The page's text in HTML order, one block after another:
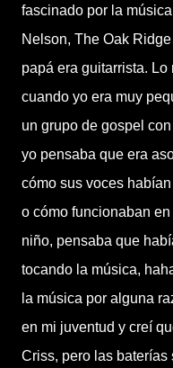
fascinado por la
Nelson, The Oak
papá era guitarrista.
cuando yo era muy
un grupo de gospel
yo pensaba que era
cómo sus voces
o cómo funcionaban
niño, pensaba que
tocando la música,
la música por alguna
en mi juventud y creí
Criss, pero las